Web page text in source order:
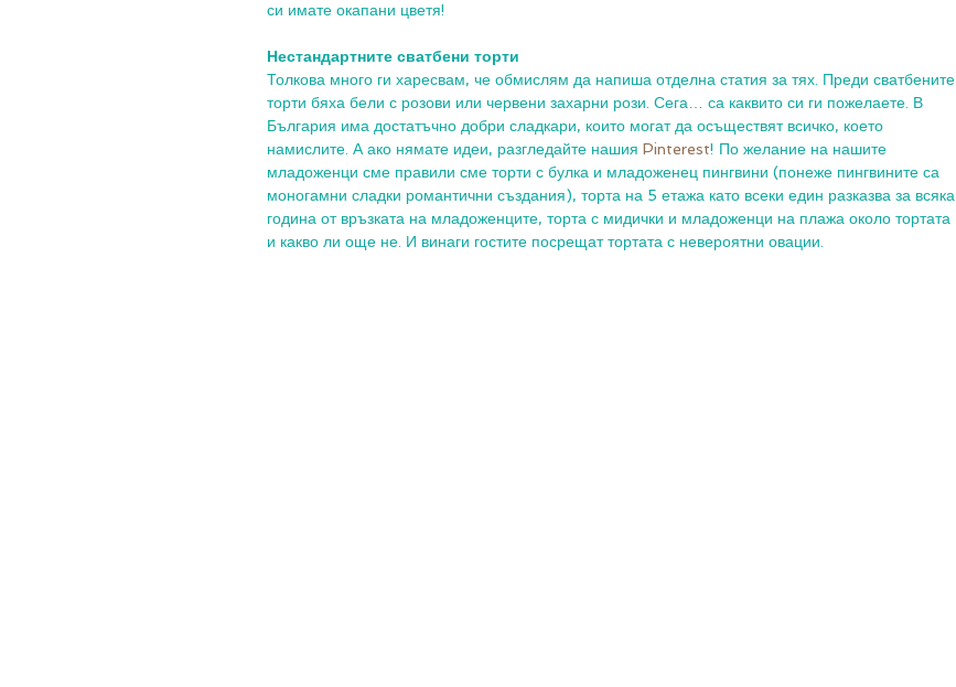
си имате окапани цветя!
Нестандартните сватбени торти
Толкова много ги харесвам, че обмислям да напиша отделна статия за тях. Преди сватбените
торти бяха бели с розови или червени захарни рози. Сега… са каквито си ги пожелаете. В
България има достатъчно добри сладкари, които могат да осъществят всичко, което
намислите. А ако нямате идеи, разгледайте нашия Pinterest! По желание на нашите
младоженци сме правили сме торти с булка и младоженец пингвини (понеже пингвините са
моногамни сладки романтични създания), торта на 5 етажа като всеки един разказва за всяка
година от връзката на младоженците, торта с мидички и младоженци на плажа около тортата
и какво ли още не. И винаги гостите посрещат тортата с невероятни овации.